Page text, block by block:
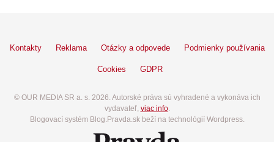
Kontakty Reklama Otázky a odpovede Podmienky používania
Cookies GDPR
© OUR MEDIA SR a. s. 2026. Autorské práva sú vyhradené a vykonáva ich
vydavateľ, viac info.
Blogovací systém Blog.Pravda.sk beží na technológií Wordpress.